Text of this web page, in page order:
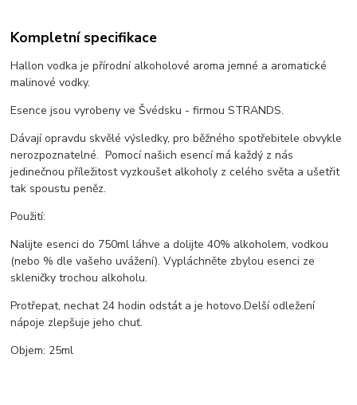
Kompletní specifikace
Hallon vodka je přírodní alkoholové aroma jemné a aromatické
malinové vodky.
Esence jsou vyrobeny ve Švédsku - firmou STRANDS.
Dávají opravdu skvělé výsledky, pro běžného spotřebitele obvykle
nerozpoznatelné. Pomocí našich esencí má každý z nás
jedinečnou příležitost vyzkoušet alkoholy z celého světa a ušetřit
tak spoustu peněz.
Použití:
Nalijte esenci do 750ml láhve a dolijte 40% alkoholem, vodkou
(nebo % dle vašeho uvážení). Vypláchněte zbylou esenci ze
skleničky trochou alkoholu.
Protřepat, nechat 24 hodin odstát a je hotovo.Delší odležení
nápoje zlepšuje jeho chuť.
Objem: 25ml